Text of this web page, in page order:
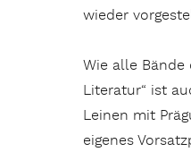
wieder
Wie alle Bände
Literatur“ ist
Leinen mit
eigenes